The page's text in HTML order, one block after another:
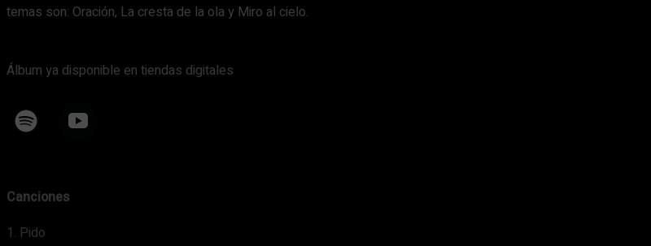
temas son: Oración, La cresta de la ola y Miro al cielo.
Álbum ya disponible en tiendas digitales
Canciones
1. Pido